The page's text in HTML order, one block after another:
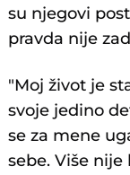
su njegovi
pravda nije
"Moj život je
svoje jedino
se za mene
sebe. Više nije